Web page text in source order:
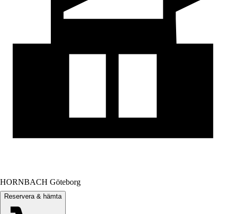
HORNBACH Göteborg
Reservera & hämta